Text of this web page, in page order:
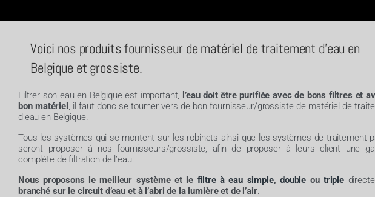
Voici nos produits fournisseur de matériel de traitement d'eau en
Belgique et grossiste.
Filtrer son eau en Belgique est important, l’eau doit être purifiée avec de bons filtres et
bon matériel , il faut donc se tourner vers de bon fournisseur/grossiste de matériel de
d’eau en Belgique.
Tous les systèmes qui se montent sur les robinets ainsi que les systèmes de traitement
seront proposer à nos fournisseurs/grossiste, afin de proposer à leurs client une
complète de filtration de l’eau.
Nous proposons le meilleur système et le filtre à eau simple,double ou triple
branché sur le circuit d’eau et à l’abri de la lumière et de l’air.